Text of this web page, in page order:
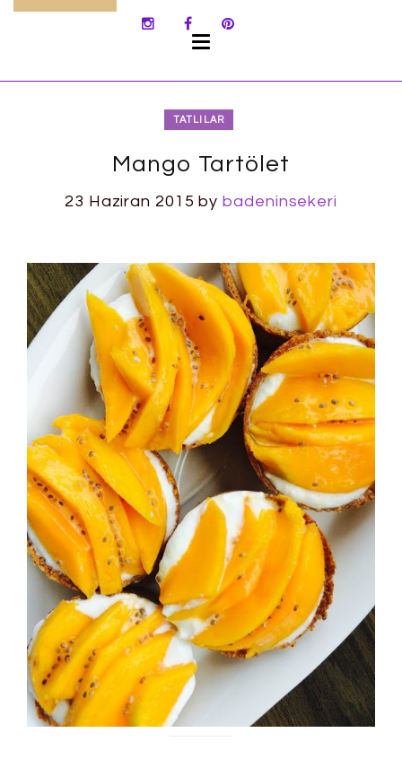
TATLILAR
Mango Tartölet
23 Haziran 2015 bybadeninsekeri